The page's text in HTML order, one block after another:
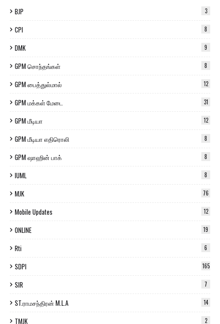
BJP 3
CPI 8
DMK 9
GPM சொந்தங்கள் 8
GPM பைத்துல்மால் 12
GPM மக்கள் மேடை 31
GPM மீடியா 12
GPM மீடியா எதிரொலி 8
GPM ஷாஹின் பாக் 8
IUML 8
MJK 76
Mobile Updates 12
ONLINE 19
Rti 6
SDPI 165
SIR 7
ST.ராமசந்திரன் M.L.A 14
TMJK 2